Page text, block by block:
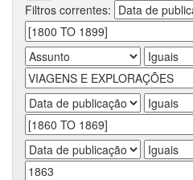
Filtros correntes: